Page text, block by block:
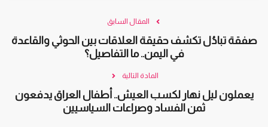
المقال السابق
صفقة تبادُل تكشف حقيقة العلاقات بين الحوثي والقاعدة
في اليمن.. ما التفاصيل؟
المادة التالية
يعملون ليل نهار لكسب العيش.. أطفال العراق يدفعون
ثمن الفساد وصراعات السياسيين